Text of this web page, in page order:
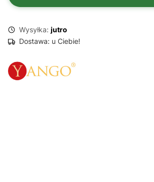
Wysyłka: jutro
Dostawa: u Ciebie!